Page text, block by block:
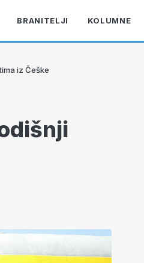
BRANITELJI KOLUMNE
iz Češke